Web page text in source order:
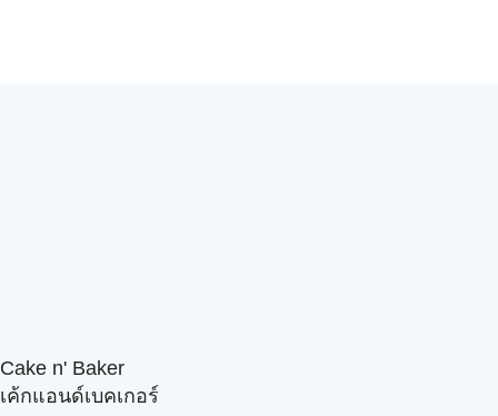
Cake n' Baker
เค้กแอนด์เบคเกอร์